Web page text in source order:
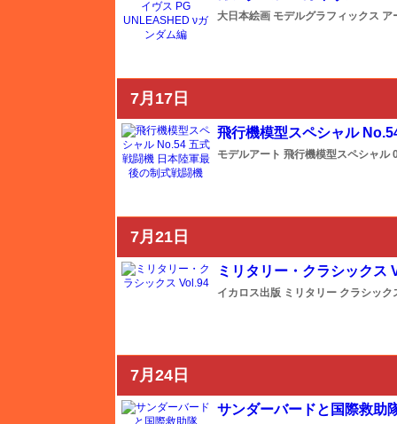
大日本絵画 モデルグラフィックス ア
7月17日
飛行機模型スペシャル
モデルアート 飛行機模型スペシャル
7月21日
ミリタリー・クラシックス
イカロス出版 ミリタリー クラシック
7月24日
サンダーバードと国際救助
メーカー一覧のページはこちら
IBG
Avioni-X（アヴィオニクス）
アオシマ
アカデミー
アスカモデル